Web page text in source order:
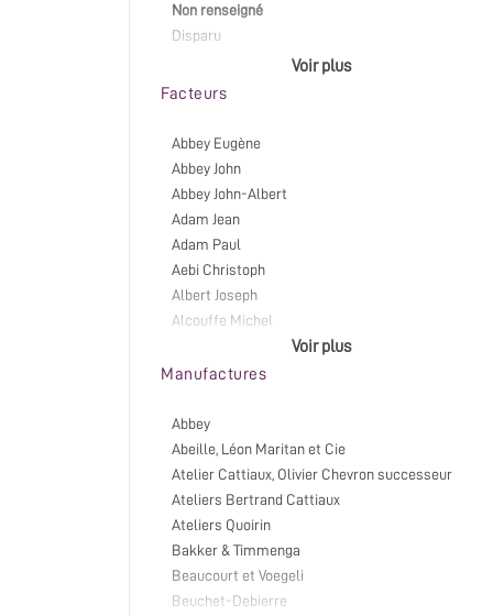
Non renseigné
Disparu
Voir plus
Facteurs
Abbey Eugène
Abbey John
Abbey John-Albert
Adam Jean
Adam Paul
Aebi Christoph
Albert Joseph
Alcouffe Michel
Alffermann Johann Friedrich
Alibonssy Pierre
Anneessens Charles
Anonyme
Armand Claude
Aubertin Bernard
Aubé Pierre
Austruy François
Austruy Jean
Bachelier Nicolas
Voir plus
Manufactures
Abbey
Abeille, Léon Maritan et Cie
Atelier Cattiaux, Olivier Chevron successeur
Ateliers Bertrand Cattiaux
Ateliers Quoirin
Bakker & Timmenga
Beaucourt et Voegeli
Beuchet-Debierre